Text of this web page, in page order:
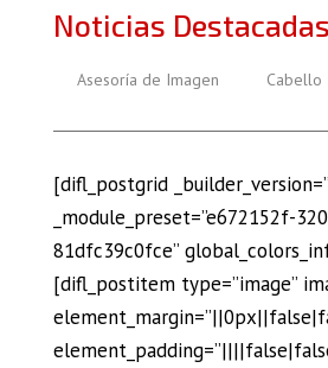
Noticias Destacadas
Asesoría de Imagen Cabello
[difl_postgrid
_module_preset=”e672152f-
81dfc39c0fce”
[difl_postitem type=”image”